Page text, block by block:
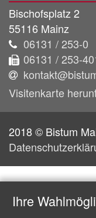
Bischofsplatz 2
55116 Mainz
06131 / 253-0
06131 / 253-
Visitenkarte
2018 © Bistum
Ihre